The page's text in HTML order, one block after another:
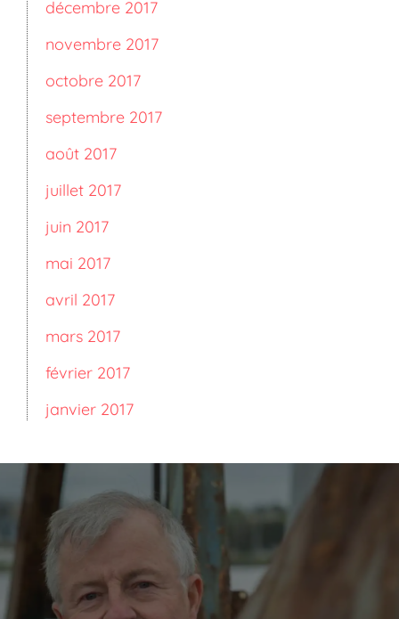
décembre 2017
novembre 2017
octobre 2017
septembre 2017
août 2017
juillet 2017
juin 2017
mai 2017
avril 2017
mars 2017
février 2017
janvier 2017